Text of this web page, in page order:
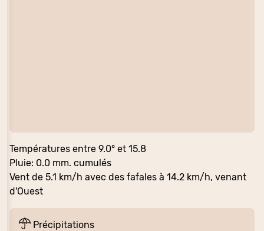
Températures entre 9.0° et 15.8
Pluie: 0.0 mm. cumulés
Vent de 5.1 km/h avec des fafales à 14.2 km/h, venant
d'Ouest
Précipitations